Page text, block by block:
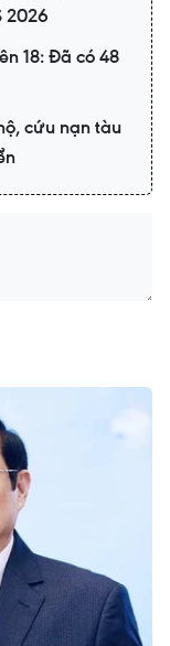
2026
18: Đã có 48
cứu nạn tàu